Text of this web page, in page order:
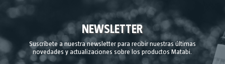
Agosto 2024
Julio 2024
NEWSLETTER
Suscríbete a nuestra newsletter para recibir nuestras últimas
novedades y actualizaciones sobre los productos Matabi.